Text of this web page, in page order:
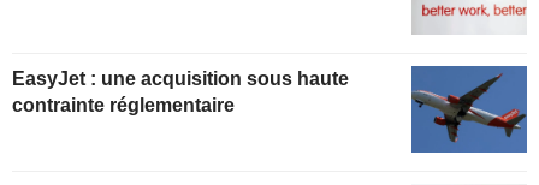
EasyJet : une acquisition sous haute
contrainte réglementaire